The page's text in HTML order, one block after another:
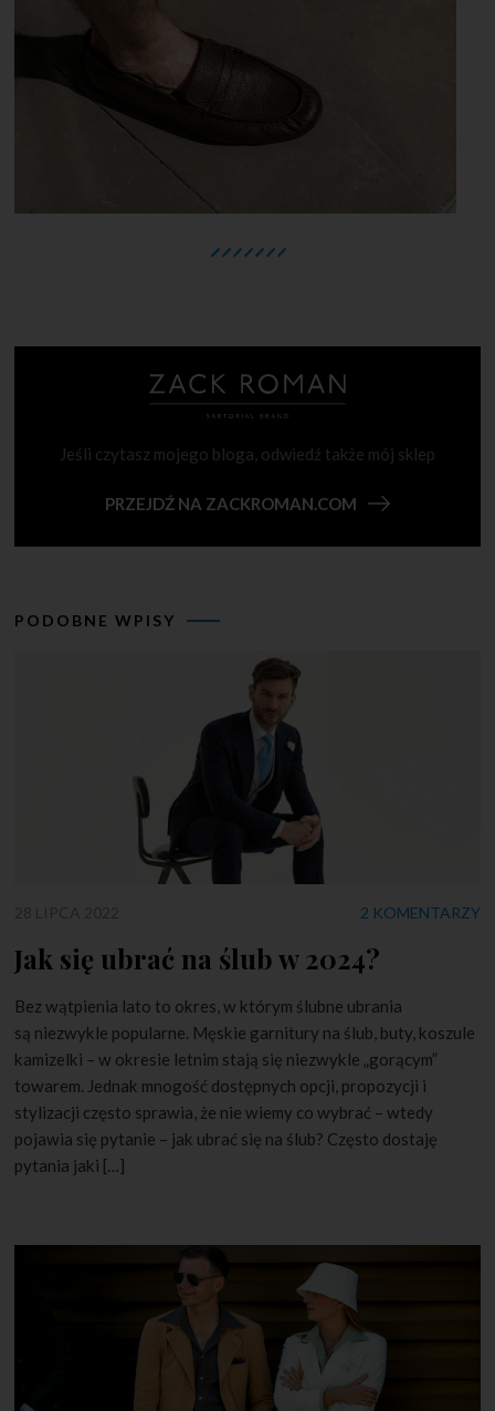
Jeśli czytasz mojego bloga, odwiedź także mój sklep
PRZEJDŹ NA ZACKROMAN.COM
PODOBNE WPISY
2 KOMENTARZY
Jak się ubrać na ślub w 2024?
Bez wątpienia lato to okres, w którym ślubne ubrania
są niezwykle popularne. Męskie garnitury na ślub, buty, koszule
kamizelki – w okresie letnim stają się niezwykle „gorącym”
towarem. Jednak mnogość dostępnych opcji, propozycji i
stylizacji często sprawia, że nie wiemy co wybrać – wtedy
pojawia się pytanie – jak ubrać się na ślub? Często dostaję
pytania jaki […]